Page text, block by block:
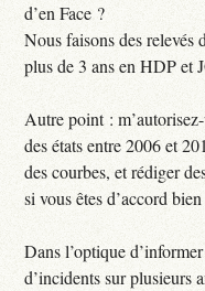
d’en Face ?
Nous faisons des
plus de 3 ans en HDP et
Autre point :
des états entre 2006 et
des courbes, et rédiger
si vous êtes d’accord
Dans l’optique
d’incidents sur plusieurs